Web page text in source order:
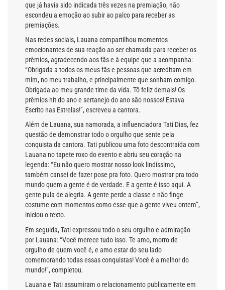
que já havia sido indicada três vezes na premiação, não
escondeu a emoção ao subir ao palco para receber as
premiações.
Nas redes sociais, Lauana compartilhou momentos
emocionantes de sua reação ao ser chamada para receber os
prêmios, agradecendo aos fãs e à equipe que a acompanha:
“Obrigada a todos os meus fãs e pessoas que acreditam em
mim, no meu trabalho, e principalmente que sonham comigo.
Obrigada ao meu grande time da vida. Tô feliz demais! Os
prêmios hit do ano e sertanejo do ano são nossos! Estava
Escrito nas Estrelas!”, escreveu a cantora.
Além de Lauana, sua namorada, a influenciadora Tati Dias, fez
questão de demonstrar todo o orgulho que sente pela
conquista da cantora. Tati publicou uma foto descontraída com
Lauana no tapete roxo do evento e abriu seu coração na
legenda: “Eu não quero mostrar nosso look lindíssimo,
também cansei de fazer pose pra foto. Quero mostrar pra todo
mundo quem a gente é de verdade. E a gente é isso aqui. A
gente pula de alegria. A gente perde a classe e não finge
costume com momentos como esse que a gente viveu ontem”,
iniciou o texto.
Em seguida, Tati expressou todo o seu orgulho e admiração
por Lauana: “Você merece tudo isso. Te amo, morro de
orgulho de quem você é, e amo estar do seu lado
comemorando todas essas conquistas! Você é a melhor do
mundo!”, completou.
Lauana e Tati assumiram o relacionamento publicamente em